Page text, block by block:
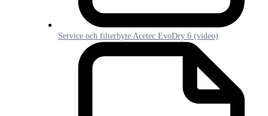
Service och filterbyte Acetec EvoDry 6 (video)